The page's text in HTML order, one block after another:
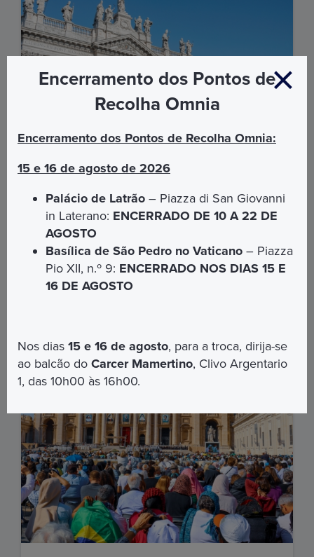
Lugares de fé, tempo da Igreja
Visita guiada ao Palácio de Latrão e à Basílica de São
João com o seu Claustro.
€ 25,00
Encerramento dos Pontos de
Recolha Omnia
Encerramento dos Pontos de Recolha Omnia:
15 e 16 de agosto de 2026
Palácio de Latrão – Piazza di San Giovanni
in Laterano: ENCERRADO DE 10 A 22 DE
AGOSTO
Basílica de São Pedro no Vaticano – Piazza
Pio XII, n.º 9: ENCERRADO NOS DIAS 15 E
16 DE AGOSTO
Nos dias15 e 16 de agosto, para a troca, dirija-se
ao balcão doCarcer Mamertino, Clivo Argentario
1, das 10h00 às 16h00.